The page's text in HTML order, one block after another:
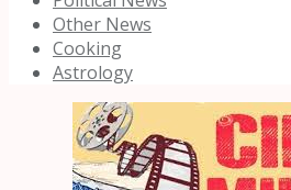
Other News
Cooking
Astrology